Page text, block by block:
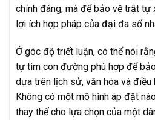
chính đáng, mà để bảo vệ trật tự
lợi ích hợp pháp của đại đa số
Ở góc độ triết luận, có thể nói
tự tìm con đường phù hợp để
dựa trên lịch sử, văn hóa và điều
Không có một mô hình áp đặt
thay thế cho lựa chọn của một